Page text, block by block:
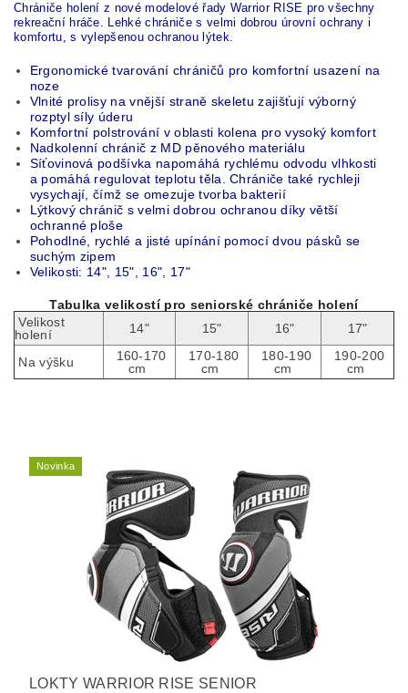
Chrániče holení z nové modelové řady Warrior RISE pro všechny
rekreační hráče. Lehké chrániče s velmi dobrou úrovní ochrany i
komfortu, s vylepšenou ochranou lýtek.
Ergonomické tvarování chráničů pro komfortní usazení na
noze
Vlnité prolisy na vnější straně skeletu zajišťují výborný
rozptyl síly úderu
Komfortní polstrování v oblasti kolena pro vysoký komfort
Nadkolenní chránič z MD pěnového materiálu
Síťovinová podšívka napomáhá rychlému odvodu vlhkosti
a pomáhá regulovat teplotu těla. Chrániče také rychleji
vysychají, čímž se omezuje tvorba bakterií
Lýtkový chránič s velmi dobrou ochranou díky větší
ochranné ploše
Pohodlné, rychlé a jisté upínání pomocí dvou pásků se
suchým zipem
Velikosti: 14", 15", 16", 17"
Tabulka velikostí pro seniorské chrániče holení
Velikost
holení
14" 15" 16" 17"
Na výšku
160-170
cm
170-180
cm
180-190
cm
190-200
cm
Novinka
LOKTY WARRIOR RISE SENIOR